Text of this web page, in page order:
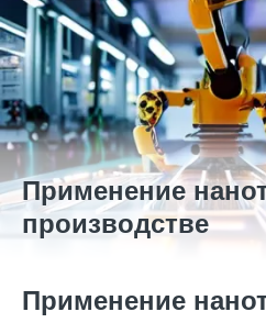
Применение
производстве
Применение